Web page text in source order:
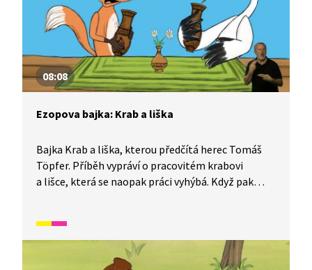
08:08
Ezopova bajka: Krab a liška
Bajka Krab a liška, kterou předčítá herec Tomáš
Töpfer. Příběh vypráví o pracovitém krabovi
a lišce, která se naopak práci vyhýbá. Když pak
zkusí napálit alespoň čápa. Avšak výsledek je
stejný.